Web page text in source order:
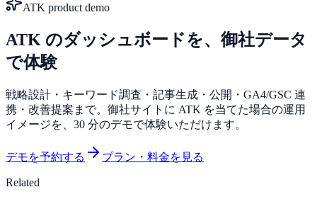
ATK product demo
ATK のダッシュボードを、御社データ
で体験
戦略設計・キーワード調査・記事生成・公開・GA4/GSC 連
携・改善提案まで。御社サイトに ATK を当てた場合の運用
イメージを、30 分のデモで体験いただけます。
デモを予約する プラン・料金を見る
Related